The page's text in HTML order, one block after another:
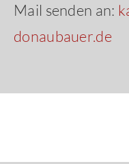
Mail senden an:
donaubauer.de